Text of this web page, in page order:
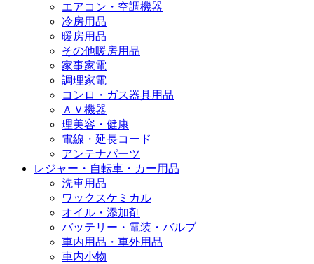
エアコン・空調機器
冷房用品
暖房用品
その他暖房用品
家事家電
調理家電
コンロ・ガス器具用品
ＡＶ機器
理美容・健康
電線・延長コード
アンテナパーツ
レジャー・自転車・カー用品
洗車用品
ワックスケミカル
オイル・添加剤
バッテリー・電装・バルブ
車内用品・車外用品
車内小物